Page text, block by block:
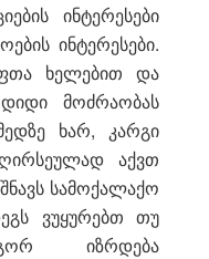
ინტერესები
ინტერესები.
ხელებით და
მოძრაობას
ხარ, კარგი
აქვთ
სამოქალაქო
ვუყურებთ თუ
იზრდება